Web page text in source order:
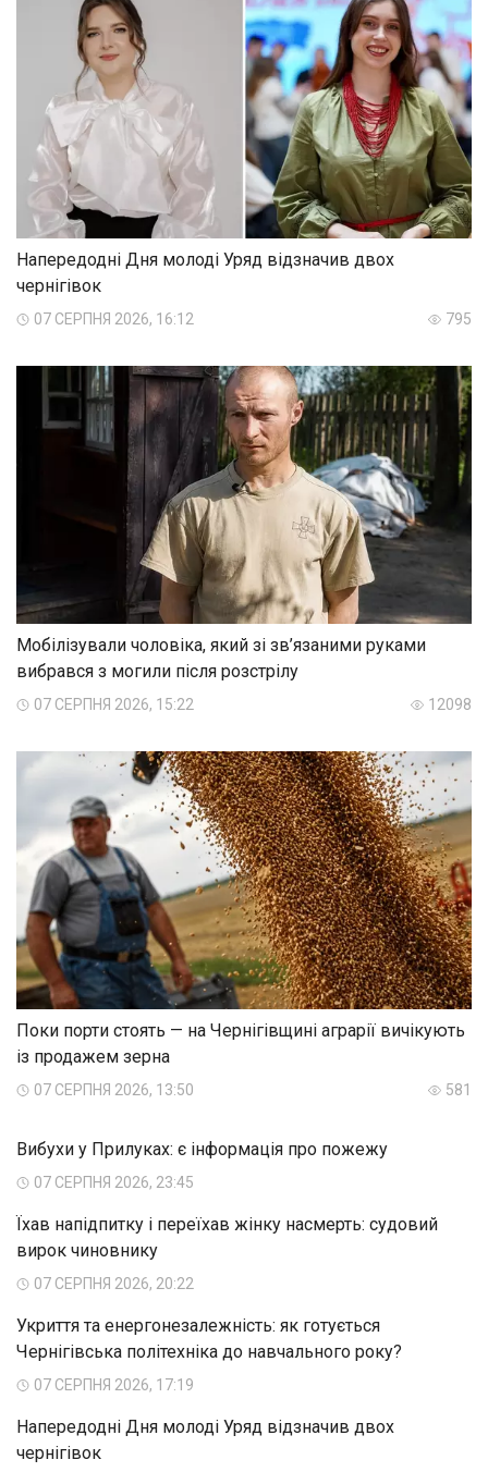
Напередодні Дня молоді Уряд відзначив двох
чернігівок
07 СЕРПНЯ 2026, 16:12 795
Мобілізували чоловіка, який зі зв’язаними руками
вибрався з могили після розстрілу
07 СЕРПНЯ 2026, 15:22 12098
Поки порти стоять — на Чернігівщині аграрії вичікують
із продажем зерна
07 СЕРПНЯ 2026, 13:50 581
Вибухи у Прилуках: є інформація про пожежу
07 СЕРПНЯ 2026, 23:45
Їхав напідпитку і переїхав жінку насмерть: судовий
вирок чиновнику
07 СЕРПНЯ 2026, 20:22
Укриття та енергонезалежність: як готується
Чернігівська політехніка до навчального року?
07 СЕРПНЯ 2026, 17:19
Напередодні Дня молоді Уряд відзначив двох
чернігівок